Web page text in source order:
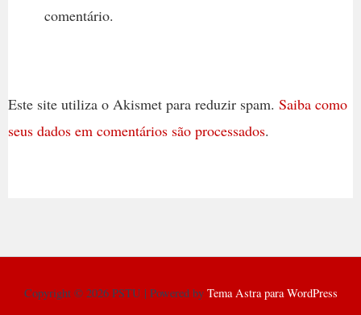
comentário.
Este site utiliza o Akismet para reduzir spam. Saiba como
seus dados em comentários são processados.
Copyright © 2026 PSTU | Powered by Tema Astra para WordPress